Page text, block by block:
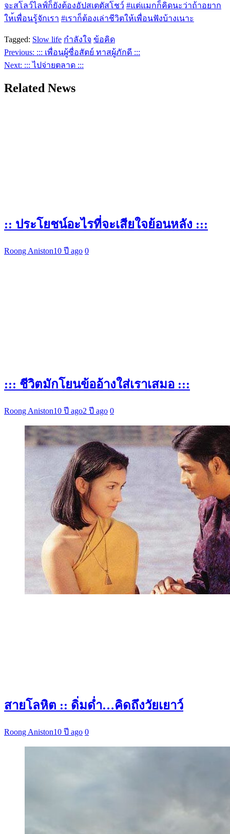
จะสโลว์ไลฟ์ก็ยังต้องอัปสเตตัสโชว์ #แต่แมกก็คิดนะว่าถ้าอยาก
ให้เพื่อนรู้จักเรา #เราก็ต้องเล่าชีวิตให้เพื่อนฟังบ้างเนาะ
Tagged: Slow life กำลังใจ ข้อคิด
แนะแนว
Previous: ::: เพื่อนผู้ซื่อสัตย์ ทาสผู้ภักดี :::
Next: ::: ไปจ่ายตลาด :::
Related News
:: ประโยชน์อะไรที่จะเสียใจย้อนหลัง :::
Roong Aniston10 ปี ago 0
::: ชีวิตมักโยนข้ออ้างใส่เราเสมอ :::
Roong Aniston10 ปี ago2 ปี ago 0
สายโลหิต :: ดิ่มด่ำ…คิดถึงวัยเยาว์
Roong Aniston10 ปี ago 0